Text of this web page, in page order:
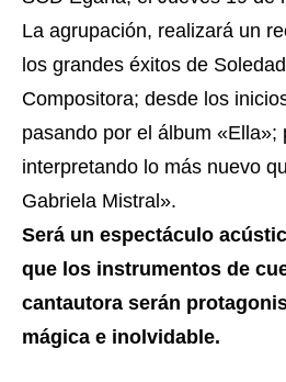
La agrupación, realizará un
los grandes éxitos de
Compositora; desde los
pasando por el álbum «Ella»;
interpretando lo más nuevo
Gabriela Mistral».
Será un espectáculo
que los instrumentos de
cantautora serán
mágica e inolvidable.